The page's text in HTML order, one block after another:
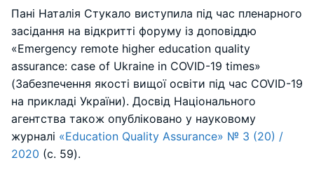
Пані Наталія Стукало виступила під час пленарного
засідання на відкритті форуму із доповіддю
«Emergency remote higher education quality
assurance: case of Ukraine in COVID-19 times»
(Забезпечення якості вищої освіти під час COVID-19
на прикладі України). Досвід Національного
агентства також опубліковано у науковому
журналі «Education Quality Assurance» № 3 (20) /
2020 (с. 59).